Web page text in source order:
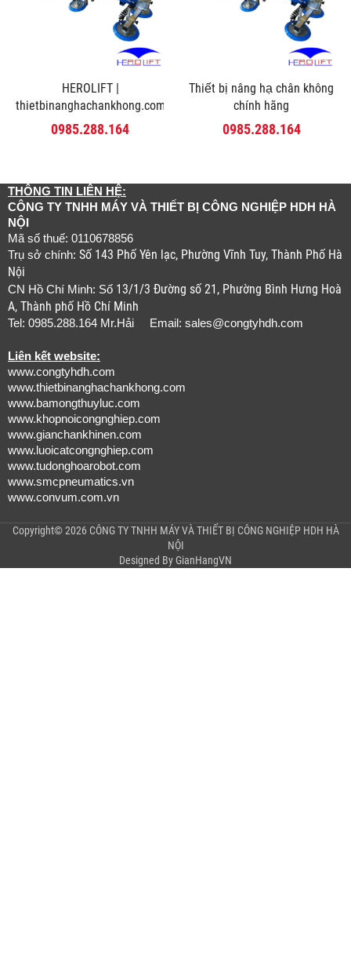
HEROLIFT |
thietbinanghachankhong.com
0985.288.164
Thiết bị nâng hạ chân không
chính hãng
0985.288.164
THÔNG TIN LIÊN HỆ:
CÔNG TY TNHH MÁY VÀ THIẾT BỊ CÔNG NGHIỆP HDH HÀ
NỘI
Mã số thuế: 0110678856
Trụ sở chính: Số 143 Phố Yên lạc, Phường Vĩnh Tuy, Thành Phố Hà
Nội
CN Hồ Chí Minh: Số 13/1/3 Đường số 21, Phường Bình Hưng Hoà
A, Thành phố Hồ Chí Minh
Tel: 0985.288.164 Mr.Hải Email: sales@congtyhdh.com
Liên kết website:
www.congtyhdh.com
www.thietbinanghachankhong.com
www.bamongthuyluc.com
www.khopnoicongnghiep.com
www.gianchankhinen.com
www.luoicatcongnghiep.com
www.tudonghoarobot.com
www.smcpneumatics.vn
www.convum.com.vn
Copyright© 2026 CÔNG TY TNHH MÁY VÀ THIẾT BỊ CÔNG NGHIỆP HDH HÀ
NỘI
Designed By GianHangVN